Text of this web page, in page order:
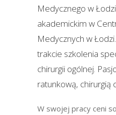
Medycznego w
akademickim w
Medycznych w
trakcie szkolenia
chirurgii ogólnej.
ratunkową, chirurgią
W swojej pracy ceni